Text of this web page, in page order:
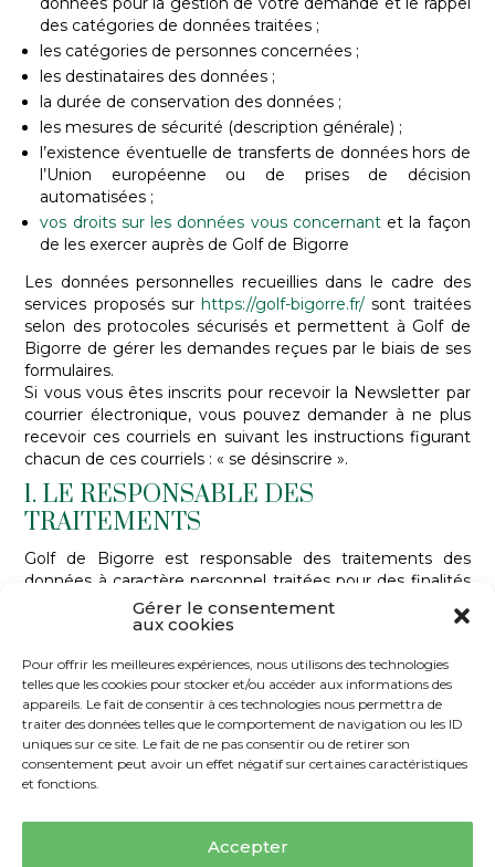
Gérer le consentement
aux cookies
Pour offrir les meilleures expériences, nous utilisons des technologies
telles que les cookies pour stocker et/ou accéder aux informations des
appareils. Le fait de consentir à ces technologies nous permettra de
traiter des données telles que le comportement de navigation ou les ID
uniques sur ce site. Le fait de ne pas consentir ou de retirer son
consentement peut avoir un effet négatif sur certaines caractéristiques
et fonctions.
Accepter
des catégories de données traitées ;
les catégories de personnes concernées ;
les destinataires des données ;
la durée de conservation des données ;
les mesures de sécurité (description générale) ;
l’existence éventuelle de transferts de données hors de
l’Union européenne ou de prises de décision
automatisées ;
vos droits sur les données vous concernant et la façon
de les exercer auprès de Golf de Bigorre
Les données personnelles recueillies dans le cadre des
services proposés surhttps://golf-bigorre.fr/ sont traitées
selon des protocoles sécurisés et permettent à Golf de
Bigorre de gérer les demandes reçues par le biais de ses
formulaires.
Si vous vous êtes inscrits pour recevoir la Newsletter par
courrier électronique, vous pouvez demander à ne plus
recevoir ces courriels en suivant les instructions figurant
chacun de ces courriels : « se désinscrire ».
1. LE RESPONSABLE DES
TRAITEMENTS
Golf de Bigorre est responsable des traitements des
données à caractère personnel traitées pour des finalités
décrites dans cette Politique.
2. FINALITÉS DE COLLECTE ET DES
TRAITEMENTS
Golf de Bigorre collecte et traite les Données
Personnelles pour accomplir les finalités suivantes :
répondre aux demandes d’information des utilisateurs
dehttps://golf-bigorre.fr/ et pour toute question
concernant ses activités ;